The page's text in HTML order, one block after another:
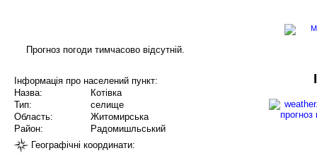
Прогноз погоди тимчасово відсутній.
Інформація про населений пункт:
Назва:
Котівка
Тип:
селище
Область:
Житомирська
Район:
Радомишльський
Географічні координати: